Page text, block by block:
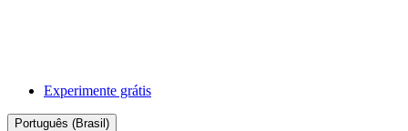
Experimente grátis
Português (Brasil)